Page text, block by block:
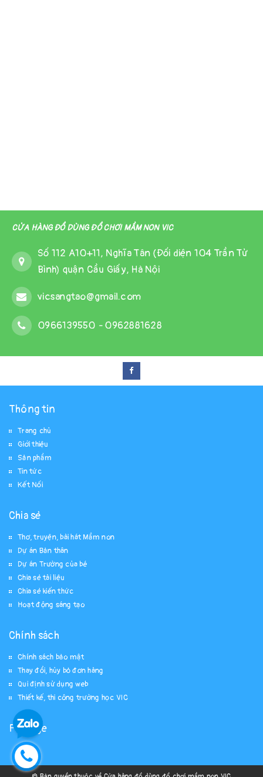
CỬA HÀNG ĐỒ DÙNG ĐỒ CHƠI MẦM NON VIC
Số 112 A10+11, Nghĩa Tân (Đối diện 104 Trần Tử
Bình) quận Cầu Giấy, Hà Nội
vicsangtao@gmail.com
0966139550 -0962881628
Thông tin
Trang chủ
Giới thiệu
Sản phẩm
Tin tức
Kết Nối
Chia sẻ
Thơ, truyện, bài hát Mầm non
Dự án Bản thân
Dự án Trường của bé
Chia sẻ tài liệu
Chia sẻ kiến thức
Hoạt động sáng tạo
Chính sách
Chính sách bảo mật
Thay đổi, hủy bỏ đơn hàng
Qui định sử dụng web
Thiết kế, thi công trường học VIC
Fanpage